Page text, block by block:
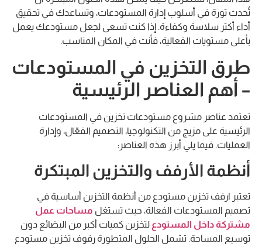
تُحدث ثورة في أسلوب إدارة المستودعات، وتساعدك في تحقيق
أداء أكثر سلاسة وكفاءة. إذا كنت تسعى لجعل مستودعك يعمل
بأعلى مستويات الفعالية، فأنت في المكان المناسب.
طرق التخزين في المستودعات
– أهم العناصر الرئيسية
تعتمد عناصر مشروع مستودعات تخزين في المستودعات
الرئيسية على مزيج من التكنولوجيا، التصميم الفعّال، وإدارة
العمليات. فيما يلي أبرز هذه العناصر:
أنظمة الأرفف والتخزين المبتكرة
تعتبر ارفف تخزين مستودع من أنظمة التخزين أساسية في
تصميم المستودعات الفعالة، حيث تستغلمساحات عمل
مشتركة داخل المستودعلتخزين كميات أكبر من البضائع دون
توسيع المساحة. تشمل الحلول المتطورة رفوف تخزين مستودع